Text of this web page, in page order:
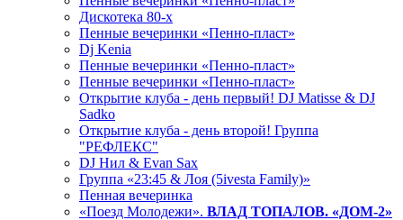
Дискотека 80-х
Пенные вечеринки «Пенно-пласт»
Dj Kenia
Пенные вечеринки «Пенно-пласт»
Пенные вечеринки «Пенно-пласт»
Открытие клуба - день первый! DJ Matisse & DJ
Sadko
Открытие клуба - день второй! Группа
"РЕФЛЕКС"
DJ Нил & Evan Sax
Группа «23:45 & Лоя (5ivesta Family)»
Пенная вечеринка
«Поезд Молодежи». ВЛАД ТОПАЛОВ. «ДОМ-2»